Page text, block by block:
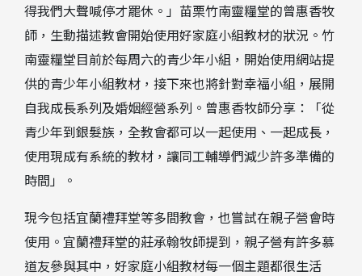
得我們大聲喊停才罷休。」苗栗竹南靈糧堂的曾惠香牧
師，生動描述教會開始使用好家庭小組教材的狀況。竹
南靈糧堂目前於每周六的青少年小組，開始使用網站提
供的青少年小組教材，接下來也將針對幸福小組，展開
自我成長系列及婚姻經營系列。曾惠香牧師分享：「從
青少年到銀髮族，全教會都可以一起使用、一起成長，
使用現成有系統的教材，讓同工輔導們減少許多準備的
時間」。
現今包括宜蘭禮拜堂等多間教會，也嘗試在親子營會時
使用。宜蘭禮拜堂的莊承翰牧師提到，親子營有許多慕
道友參與其中，好家庭小組教材每一個主題都很生活